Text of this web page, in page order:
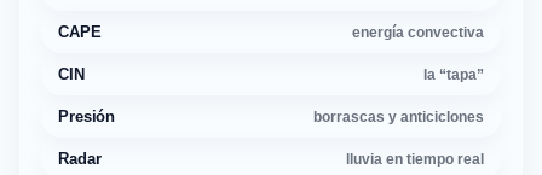
CAPE energía convectiva
CIN la “tapa”
Presión borrascas y anticiclones
Radar lluvia en tiempo real